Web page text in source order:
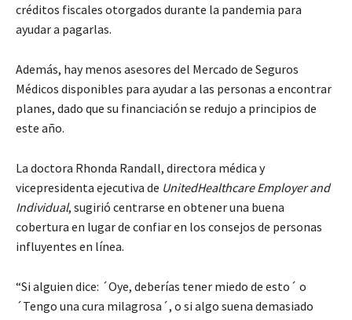
créditos fiscales otorgados durante la pandemia para
ayudar a pagarlas.
Además, hay menos asesores del Mercado de Seguros
Médicos disponibles para ayudar a las personas a encontrar
planes, dado que su financiación se redujo a principios de
este año.
La doctora Rhonda Randall, directora médica y
vicepresidenta ejecutiva de UnitedHealthcare Employer and
Individual, sugirió centrarse en obtener una buena
cobertura en lugar de confiar en los consejos de personas
influyentes en línea.
“Si alguien dice: ´Oye, deberías tener miedo de esto´ o
´Tengo una cura milagrosa´, o si algo suena demasiado